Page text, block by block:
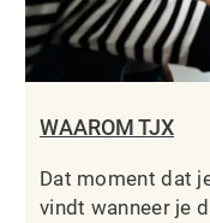
WAAROM TJX
Dat moment dat
vindt wanneer je